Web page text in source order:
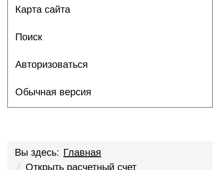
Карта сайта
Поиск
Авторизоваться
Обычная версия
Вы здесь: Главная
Открыть расчетный счет